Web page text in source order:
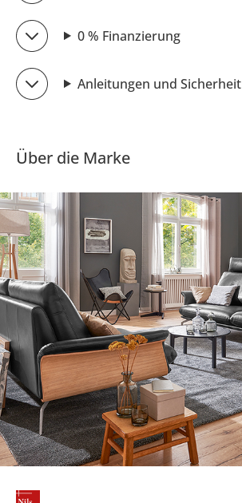
0 % Finanzierung
Anleitungen und Sicherheit
Über die Marke